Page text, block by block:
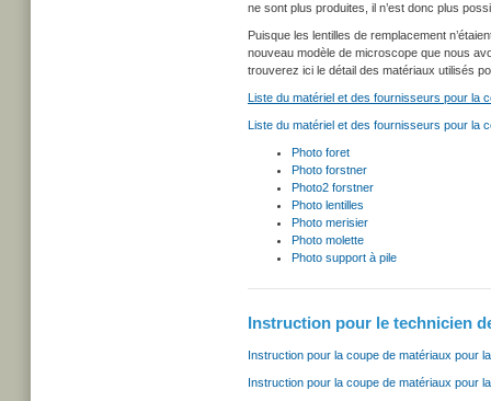
ne sont plus produites, il n’est donc plus
Puisque les lentilles de remplacement
nouveau modèle de microscope que nous
trouverez ici le détail des matériaux utilisés
Liste du matériel et des fournisseurs pour la
Liste du matériel et des fournisseurs pour la
Photo foret
Photo forstner
Photo2 forstner
Photo lentilles
Photo merisier
Photo molette
Photo support à pile
Instruction pour le technicien
Instruction pour la coupe de matériaux pour
Instruction pour la coupe de matériaux pour